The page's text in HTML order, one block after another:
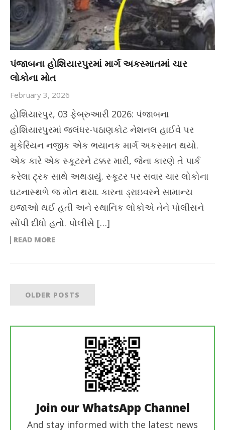
પંજાબના હોશિયારપુરમાં માર્ગ અકસ્માતમાં ચાર
લોકોના મોત
February 3, 2026
હોશિયારપુર, 03 ફેબ્રુઆરી 2026: પંજાબના
હોશિયારપુરમાં જલંધર-પઠાણકોટ નેશનલ હાઈવે પર
મુકેરિયન નજીક એક ભયાનક માર્ગ અકસ્માત થયો.
એક કારે એક સ્કૂટરને ટક્કર મારી, જેના કારણે તે પાર્ક
કરેલા ટ્રક સાથે અથડાયું. સ્કૂટર પર સવાર ચાર લોકોના
ઘટનાસ્થળે જ મોત થયા. કારના ડ્રાઇવરને સામાન્ય
ઇજાઓ થઈ હતી અને સ્થાનિક લોકોએ તેને પોલીસને
સોંપી દીધો હતો. પોલીસે […]
READ MORE
OLDER POSTS
Join our WhatsApp Channel
And stay informed with the latest news